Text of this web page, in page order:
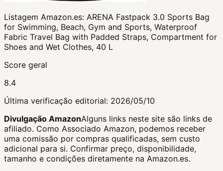
Listagem Amazon.es: ARENA Fastpack 3.0 Sports Bag
for Swimming, Beach, Gym and Sports, Waterproof
Fabric Travel Bag with Padded Straps, Compartment for
Shoes and Wet Clothes, 40 L
Score geral
8.4
Última verificação editorial: 2026/05/10
Divulgação AmazonAlguns links neste site são links de
afiliado. Como Associado Amazon, podemos receber
uma comissão por compras qualificadas, sem custo
adicional para si. Confirmar preço, disponibilidade,
tamanho e condições diretamente na Amazon.es.